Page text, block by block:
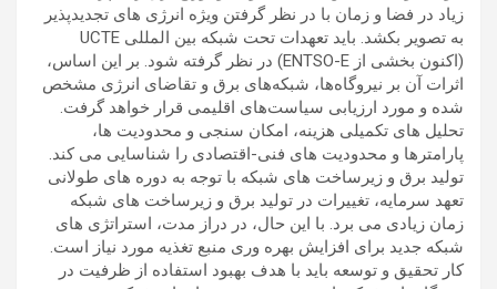
زیاد در فضا و زمان با در نظر گرفتن ویژه انرژی های تجدیدپذیر
به تصویر بکشد. باید تعهدات تحت شبکه بین المللی UCTE
(اکنون بخشی از ENTSO-E) در نظر گرفته شود. بر این اساس،
اثرات آن بر نیروگاه‌ها، شبکه‌های برق و تقاضای انرژی مشخص
شده و مورد ارزیابی سیاست‌های اقلیمی قرار خواهد گرفت.
تحلیل های تکمیلی هزینه، امکان سنجی و محدودیت ها،
پارامترها و محدودیت های فنی-اقتصادی را شناسایی می کند.
تولید برق و زیرساخت های شبکه با توجه به دوره های طولانی
تعهد سرمایه، تغییرات در تولید برق و زیرساخت های شبکه
زمان زیادی می برد. با این حال، در دراز مدت، استراتژی های
شبکه جدید برای افزایش بهره وری منبع تغذیه مورد نیاز است.
کار تحقیق و توسعه باید با هدف بهبود استفاده از ظرفیت در